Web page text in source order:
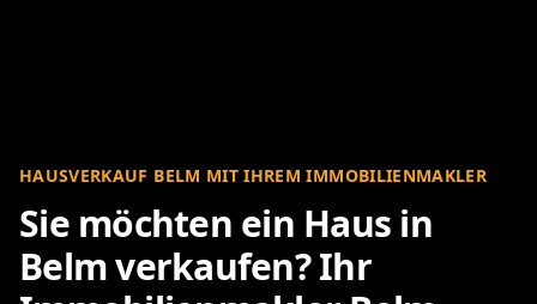
HAUSVERKAUF BELM MIT IHREM IMMOBILIENMAKLER
Sie möchten ein Haus in
Belm verkaufen? Ihr